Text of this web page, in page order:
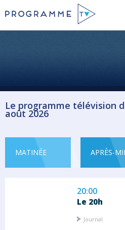
Le programme télévision
août 2026
MATINÉE APRÈS-
19:10
Demain
20:00
Le 20h
Journal